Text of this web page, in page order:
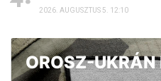
2026. AUGUSZTUS 5. 12:10
OROSZ-UKRÁN